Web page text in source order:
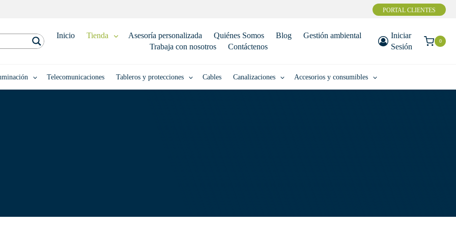
PORTAL CLIENTES
Inicio Tienda Asesoría personalizada Quiénes Somos Blog
Gestión ambiental
Trabaja con nosotros
Contáctenos
Iniciar
Sesión
0
Telecomunicaciones Tableros y protecciones Cables Canalizaciones Accesorios y consumibles